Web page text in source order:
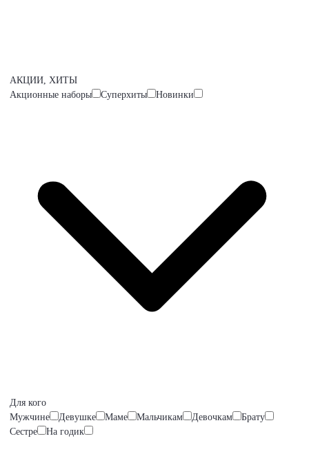
АКЦИИ, ХИТЫ
Акционные наборы
Суперхиты Новинки
Для кого
Мужчине
Девушке Маме Мальчикам Девочкам
Брату
Сестре
На годик